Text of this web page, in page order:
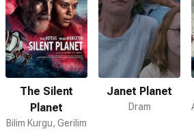
The Silent
Planet
Bilim Kurgu, Gerilim
Janet Planet
Dram